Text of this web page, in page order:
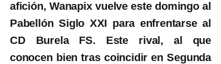
afición, Wanapix vuelve este domingo al
Pabellón Siglo XXI para enfrentarse al
CD Burela FS. Este rival, al que
conocen bien tras coincidir en Segunda